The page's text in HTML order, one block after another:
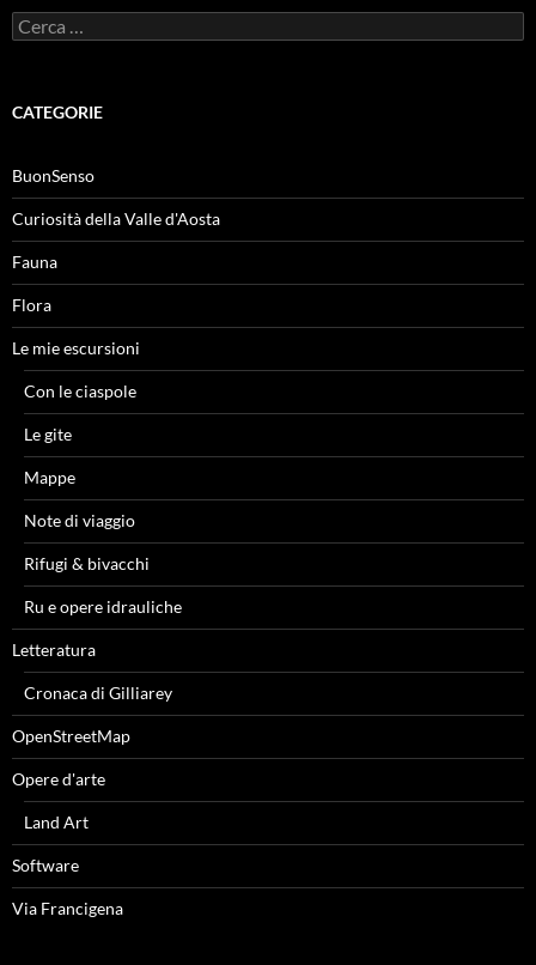
Ricerca
per:
CATEGORIE
BuonSenso
Curiosità della Valle d'Aosta
Fauna
Flora
Le mie escursioni
Con le ciaspole
Le gite
Mappe
Note di viaggio
Rifugi & bivacchi
Ru e opere idrauliche
Letteratura
Cronaca di Gilliarey
OpenStreetMap
Opere d'arte
Land Art
Software
Via Francigena